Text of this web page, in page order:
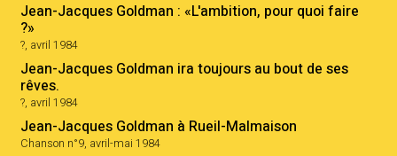
Jean-Jacques Goldman : «L'ambition, pour quoi faire
?»
?, avril 1984
Jean-Jacques Goldman ira toujours au bout de ses
rêves.
?, avril 1984
Jean-Jacques Goldman à Rueil-Malmaison
Chanson n°9, avril-mai 1984